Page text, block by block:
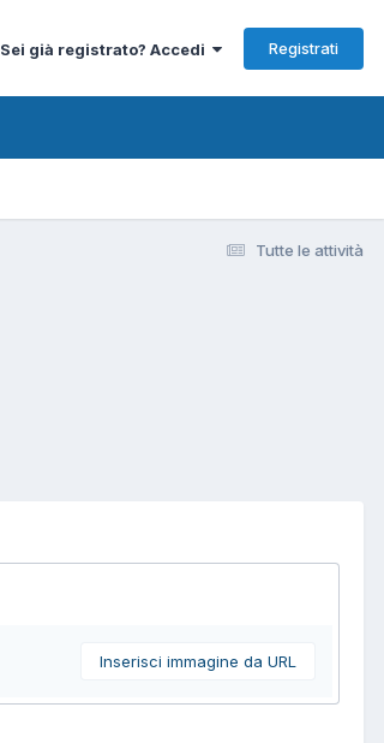
Sei già registrato? Accedi Registrati
Tutte le attività
Inserisci immagine da URL